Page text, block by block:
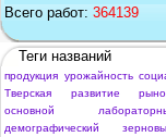
Всего работ: 364139
Теги названий
продукция урожайность
Тверская
развитие
основной
демографический